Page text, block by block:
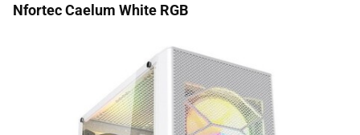
Nfortec Caelum White RGB